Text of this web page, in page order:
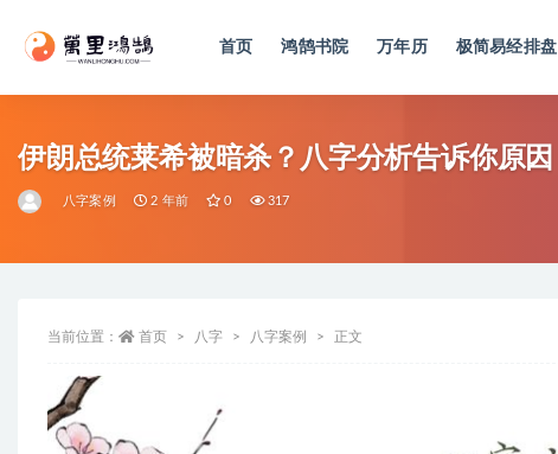
首页 鸿鹄书院 万年历 极简易经排盘
伊朗总统莱希被暗杀？八字分析告诉你原因
八字案例 2 年前 0 317
当前位置： 首页 八字 八字案例 正文